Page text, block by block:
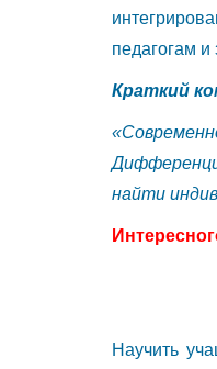
педагогам
Краткий
найти
Научить